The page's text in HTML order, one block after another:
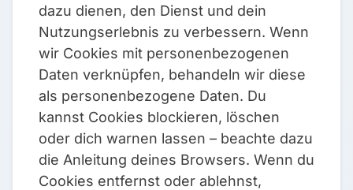
dazu dienen, den Dienst und dein
Nutzungserlebnis zu verbessern. Wenn
wir Cookies mit personenbezogenen
Daten verknüpfen, behandeln wir diese
als personenbezogene Daten. Du
kannst Cookies blockieren, löschen
oder dich warnen lassen – beachte dazu
die Anleitung deines Browsers. Wenn du
Cookies entfernst oder ablehnst,